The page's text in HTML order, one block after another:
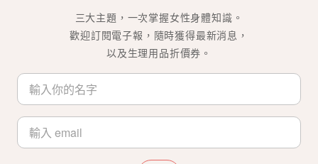
三大主題，一次掌握女性身體知識。
歡迎訂閱電子報，隨時獲得最新消息，
以及生理用品折價券。